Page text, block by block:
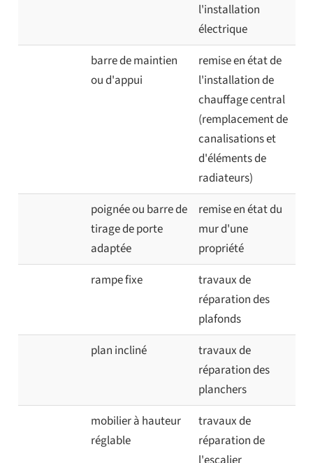
l'installation
électrique
barre de maintien
ou d'appui
remise en état de
l'installation de
chauffage central
(remplacement de
canalisations et
d'éléments de
radiateurs)
poignée ou barre de
tirage de porte
adaptée
remise en état du
mur d'une
propriété
rampe fixe
travaux de
réparation des
plafonds
plan incliné
travaux de
réparation des
planchers
mobilier à hauteur
réglable
travaux de
réparation de